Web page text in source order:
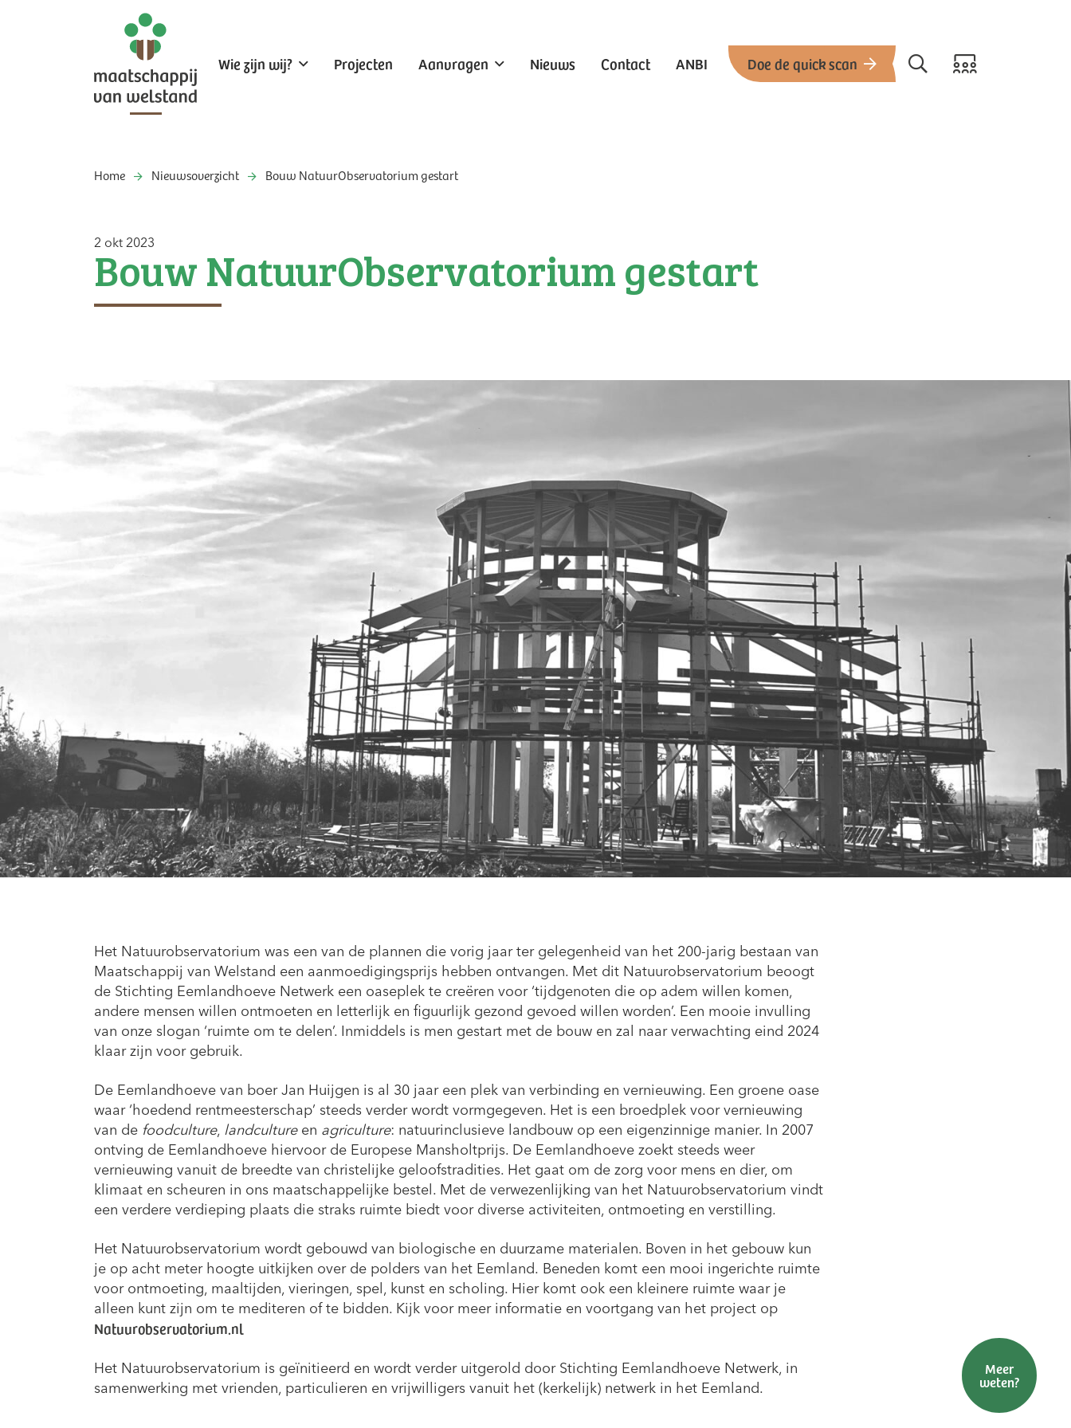
Wie zijn wij? Projecten Aanvragen Nieuws Contact ANBI Doe de quick scan
Home Nieuwsoverzicht Bouw NatuurObservatorium gestart
2 okt 2023
Bouw NatuurObservatorium gestart
Het Natuurobservatorium was een van de plannen die vorig jaar ter gelegenheid van het 200-jarig bestaan van
Maatschappij van Welstand een aanmoedigingsprijs hebben ontvangen. Met dit Natuurobservatorium beoogt
de Stichting Eemlandhoeve Netwerk een oaseplek te creëren voor ‘tijdgenoten die op adem willen komen,
andere mensen willen ontmoeten en letterlijk en figuurlijk gezond gevoed willen worden’. Een mooie invulling
van onze slogan ‘ruimte om te delen’. Inmiddels is men gestart met de bouw en zal naar verwachting eind 2024
klaar zijn voor gebruik.
De Eemlandhoeve van boer Jan Huijgen is al 30 jaar een plek van verbinding en vernieuwing. Een groene oase
waar ‘hoedend rentmeesterschap’ steeds verder wordt vormgegeven. Het is een broedplek voor vernieuwing
van de foodculture, landcultureen agriculture: natuurinclusieve landbouw op een eigenzinnige manier. In 2007
ontving de Eemlandhoeve hiervoor de Europese Mansholtprijs. De Eemlandhoeve zoekt steeds weer
vernieuwing vanuit de breedte van christelijke geloofstradities. Het gaat om de zorg voor mens en dier, om
klimaat en scheuren in ons maatschappelijke bestel. Met de verwezenlijking van het Natuurobservatorium vindt
een verdere verdieping plaats die straks ruimte biedt voor diverse activiteiten, ontmoeting en verstilling.
Het Natuurobservatorium wordt gebouwd van biologische en duurzame materialen. Boven in het gebouw kun
je op acht meter hoogte uitkijken over de polders van het Eemland. Beneden komt een mooi ingerichte ruimte
voor ontmoeting, maaltijden, vieringen, spel, kunst en scholing. Hier komt ook een kleinere ruimte waar je
alleen kunt zijn om te mediteren of te bidden. Kijk voor meer informatie en voortgang van het project op
Natuurobservatorium.nl
Het Natuurobservatorium is geïnitieerd en wordt verder uitgerold door Stichting Eemlandhoeve Netwerk, in
samenwerking met vrienden, particulieren en vrijwilligers vanuit het (kerkelijk) netwerk in het Eemland.
Meer
weten?
Steunen
Pacht &
grond
Brochure(s)
aanvragen